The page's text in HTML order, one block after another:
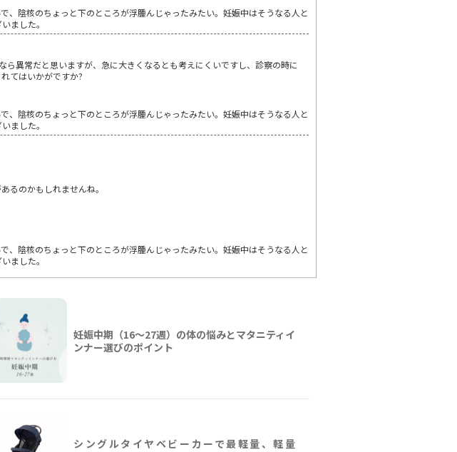
、陰核のちょっと下のところが浮腫んじゃったみたい。妊娠中はそうなる人と
ました。
異常だと思いますが、急に大きくなるとも考えにくいですし、診察の時に
てはいかがですか?
、陰核のちょっと下のところが浮腫んじゃったみたい。妊娠中はそうなる人と
ました。
るのかもしれませんね。
、陰核のちょっと下のところが浮腫んじゃったみたい。妊娠中はそうなる人と
ました。
妊娠中期（16〜27週）の体の悩みとマタニティイ
ンナー選びのポイント
シングルタイヤベビーカーで最軽量、軽量